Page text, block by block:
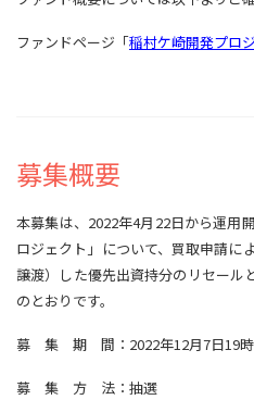
ファンドページ「稲村ケ崎開発プロ
募集概要
本募集は、2022年4月22日から運用
ロジェクト」について、買取申請に
譲渡）した優先出資持分のリセール
のとおりです。
募 集 期 間：2022年12月7日19時
募 集 方 法：抽選